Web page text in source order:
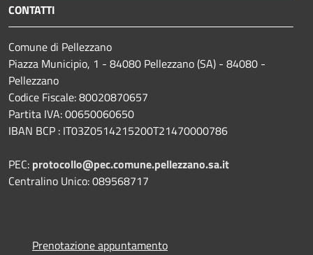
CONTATTI
Comune di Pellezzano
Piazza Municipio, 1 - 84080 Pellezzano (SA) - 84080 -
Pellezzano
Codice Fiscale: 80020870657
Partita IVA: 00650060650
IBAN BCP : IT03Z0514215200T21470000786
PEC: protocollo@pec.comune.pellezzano.sa.it
Centralino Unico: 089568717
Prenotazione appuntamento